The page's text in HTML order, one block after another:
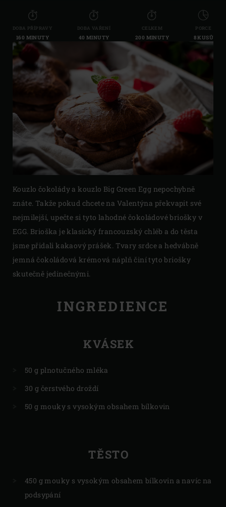
DOBA PŘÍPRAVY
160 MINUTY
DOBA VAŘENÍ
40 MINUTY
CELKEM
200 MINUTY
PORCE
8 KUSŮ
Kouzlo čokolády a kouzlo Big Green Egg nepochybně
znáte. Takže pokud chcete na Valentýna překvapit své
nejmilejší, upečte si tyto lahodné čokoládové briošky v
EGG. Brioška je klasický francouzský chléb a do těsta
jsme přidali kakaový prášek. Tvary srdce a hedvábně
jemná čokoládová krémová náplň činí tyto briošky
skutečně jedinečnými.
INGREDIENCE
KVÁSEK
50 g plnotučného mléka
30 g čerstvého droždí
50 g mouky s vysokým obsahem bílkovin
TĚSTO
450 g mouky s vysokým obsahem bílkovin a navíc na
podsypání